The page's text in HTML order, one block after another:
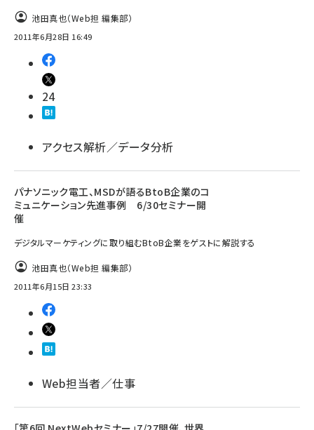
池田真也（Web担 編集部）
2011年6月28日 16:49
24
アクセス解析／データ分析
パナソニック電工、MSDが語るBtoB企業のコ
ミュニケーション先進事例 6/30セミナー開
催
デジタルマーケティングに取り組むBtoB企業をゲストに解説する
池田真也（Web担 編集部）
2011年6月15日 23:33
Web担当者／仕事